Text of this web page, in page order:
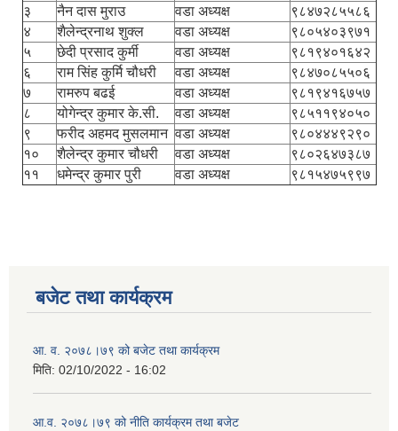
३
नैन दास मुराउ वडा अध्यक्ष
९८४७२८५५८६
४
शैलेन्द्रनाथ शुक्ल वडा अध्यक्ष
९८०५४०३९७१
५
छेदी प्रसाद कुर्मी वडा अध्यक्ष
९८१९४०१६४२
६
राम सिंह कुर्मि चौधरी वडा अध्यक्ष
९८४७०८५५०६
७
रामरुप बढई वडा अध्यक्ष
९८१९४१६७५७
८
योगेन्द्र कुमार के.सी. वडा अध्यक्ष
९८५११९४०५०
९
फरीद अहमद मुसलमान वडा अध्यक्ष
९८०४४४९२९०
१०
शैलेन्द्र कुमार चौधरी वडा अध्यक्ष
९८०२६४७३८७
११
धमेन्द्र कुमार पुरी वडा अध्यक्ष ९८१५४७५९९७
बजेट तथा कार्यक्रम
आ. व. २०७८।७९ को बजेट तथा कार्यक्रम
मिति: 02/10/2022 - 16:02
आ.व. २०७८।७९ को नीति कार्यक्रम तथा बजेट